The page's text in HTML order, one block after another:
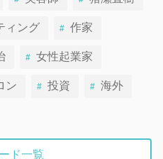
ィング 作家
女性起業家
ン 投資 海外
ド一覧